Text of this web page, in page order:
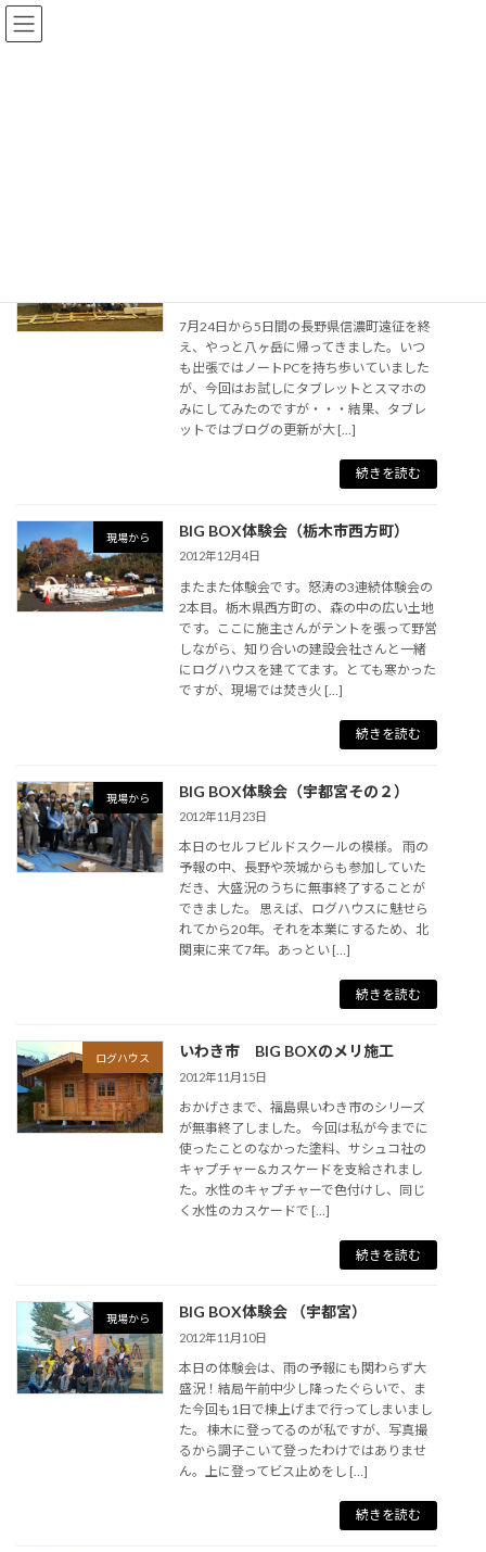
コ
ン
ナ
ビ
7月24日から5日間の長野県信濃町遠征を終
え、やっと八ヶ岳に帰ってきました。いつ
も出張ではノートPCを持ち歩いていました
が、今回はお試しにタブレットとスマホの
みにしてみたのですが・・・結果、タブレ
ットではブログの更新が大 […]
続きを読む
現場から BIG BOX体験会（栃木市西方町）
2012年12月4日
またまた体験会です。怒涛の3連続体験会の
2本目。栃木県西方町の、森の中の広い土地
です。ここに施主さんがテントを張って野営
しながら、知り合いの建設会社さんと一緒
にログハウスを建ててます。とても寒かった
ですが、現場では焚き火 […]
続きを読む
現場から BIG BOX体験会（宇都宮その２）
2012年11月23日
本日のセルフビルドスクールの模様。 雨の
予報の中、長野や茨城からも参加していた
だき、大盛況のうちに無事終了することが
できました。 思えば、ログハウスに魅せら
れてから20年。それを本業にするため、北
関東に来て7年。あっとい […]
続きを読む
ログハウス いわき市 BIG BOXのメリ施工
2012年11月15日
おかげさまで、福島県いわき市のシリーズ
が無事終了しました。 今回は私が今までに
使ったことのなかった塗料、サシュコ社の
キャプチャー&カスケードを支給されまし
た。水性のキャプチャーで色付けし、同じ
く水性のカスケードで […]
続きを読む
現場から BIG BOX体験会 （宇都宮）
2012年11月10日
本日の体験会は、雨の予報にも関わらず大
盛況！結局午前中少し降ったぐらいで、ま
た今回も1日で棟上げまで行ってしまいまし
た。 棟木に登ってるのが私ですが、写真撮
るから調子こいて登ったわけではありませ
ん。上に登ってビス止めをし […]
続きを読む